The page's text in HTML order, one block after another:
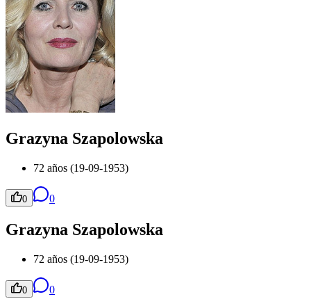
Grazyna Szapolowska
72 años (19-09-1953)
0 0
Grazyna Szapolowska
72 años (19-09-1953)
0 0